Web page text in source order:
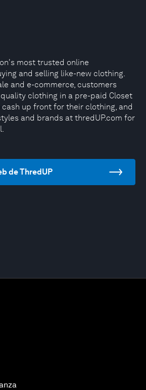
most trusted online
and selling like-new clothing.
and e-commerce, customers
clothing in a pre-paid Closet
cash up front for their clothing, and
and brands at thredUP.com for
de ThredUP